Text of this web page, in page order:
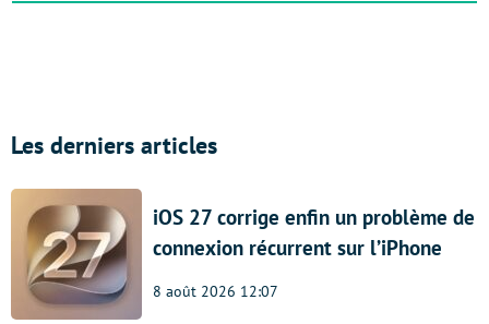
Les derniers articles
iOS 27 corrige enfin un problème de
connexion récurrent sur l’iPhone
8 août 2026 12:07